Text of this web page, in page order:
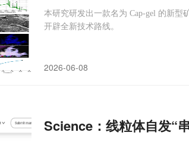
本研究研发出一款名为 Cap-gel 的新
开辟全新技术路线。
2026-06-08
Science：线粒体自发“